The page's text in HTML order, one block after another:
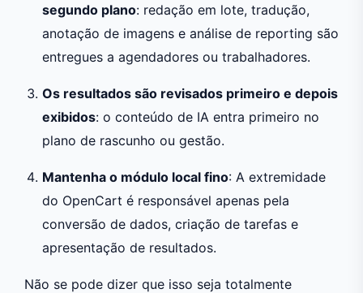
segundo plano: redação em lote, tradução,
anotação de imagens e análise de reporting são
entregues a agendadores ou trabalhadores.
Os resultados são revisados primeiro e depois
exibidos: o conteúdo de IA entra primeiro no
plano de rascunho ou gestão.
Mantenha o módulo local fino: A extremidade
do OpenCart é responsável apenas pela
conversão de dados, criação de tarefas e
apresentação de resultados.
Não se pode dizer que isso seja totalmente